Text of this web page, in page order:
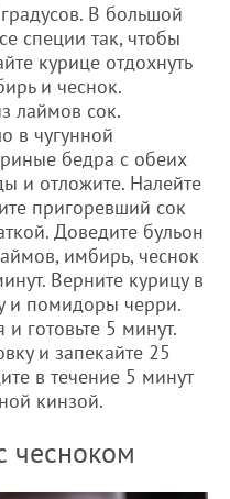
В большой
специи так, чтобы
курице отдохнуть
и чеснок.
лаймов сок.
в чугунной
бедра с обеих
и отложите. Налейте
пригоревший сок
Доведите бульон
имбирь, чеснок
Верните курицу в
и помидоры черри.
готовьте 5 минут.
и запекайте 25
в течение 5 минут
кинзой.
чесноком